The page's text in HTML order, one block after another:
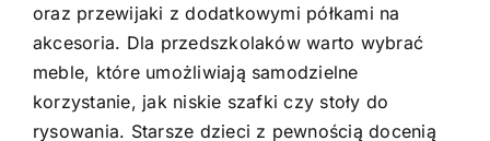
oraz przewijaki z dodatkowymi półkami na
akcesoria. Dla przedszkolaków warto wybrać
meble, które umożliwiają samodzielne
korzystanie, jak niskie szafki czy stoły do
rysowania. Starsze dzieci z pewnością docenią